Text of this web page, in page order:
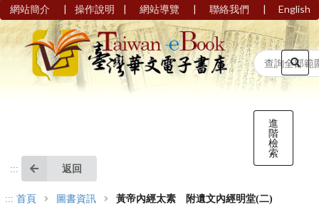
網站簡介 | 操作說明 | 網站導覽 | 聯絡我們 | English
進
階
檢
索
::: 返回
::: 首頁 圖書資訊 黃帝內經太素 附遺文內經明堂(二)